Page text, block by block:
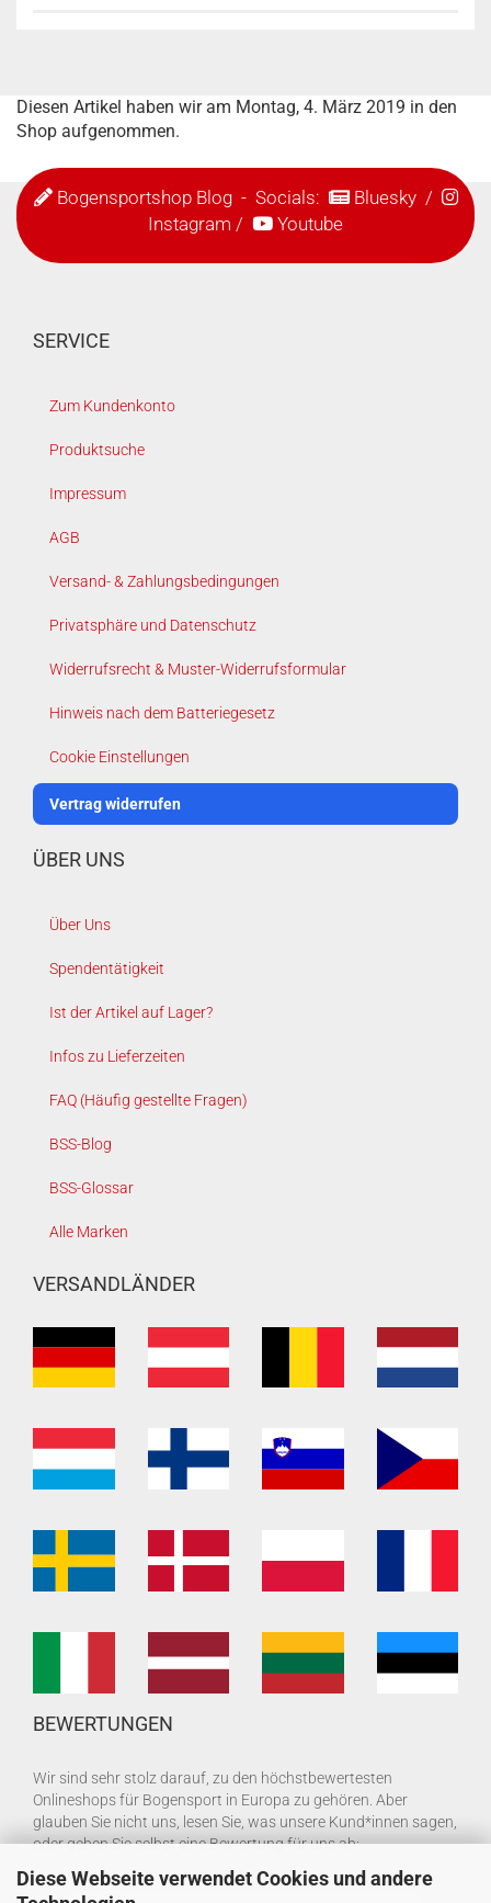
Diese Webseite verwendet Cookies und andere
Diesen Artikel haben wir am Montag, 4. März 2019 in den
Shop aufgenommen.
Bogensportshop Blog- Socials: Bluesky/
Instagram / Youtube
SERVICE
Zum Kundenkonto
Produktsuche
Impressum
AGB
Versand- & Zahlungsbedingungen
Privatsphäre und Datenschutz
Widerrufsrecht & Muster-Widerrufsformular
Hinweis nach dem Batteriegesetz
Cookie Einstellungen
Vertrag widerrufen
ÜBER UNS
Über Uns
Spendentätigkeit
Ist der Artikel auf Lager?
Infos zu Lieferzeiten
FAQ (Häufig gestellte Fragen)
BSS-Blog
BSS-Glossar
Alle Marken
VERSANDLÄNDER
BEWERTUNGEN
Wir sind sehr stolz darauf, zu den höchstbewertesten
Onlineshops für Bogensport in Europa zu gehören. Aber
glauben Sie nicht uns, lesen Sie, was unsere Kund*innen sagen,
oder geben Sie selbst eine Bewertung für uns ab: